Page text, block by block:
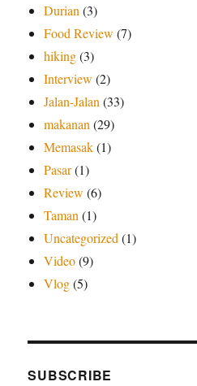
Durian(3)
Food Review (7)
hiking(3)
Interview (2)
Jalan-Jalan(33)
makanan(29)
Memasak(1)
Pasar(1)
Review (6)
Taman(1)
Uncategorized(1)
Video(9)
Vlog(5)
SUBSCRIBE